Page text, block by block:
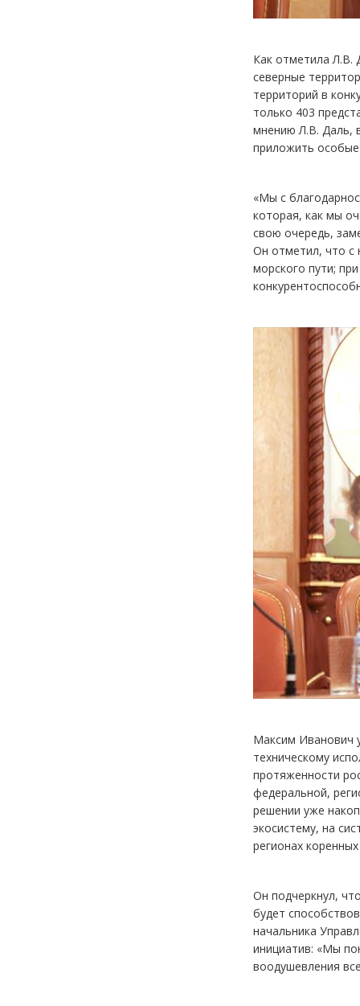
Как отметила Л.В.
северные
территорий в
только 403
мнению Л.В. Даль,
приложить особые
«Мы с
которая, как мы
свою очередь,
Он отметил, что с
морского пути;
Максим Иванович
техническому
протяженности
федеральной,
решении уже
экосистему, на
регионах
Он подчеркнул,
будет
начальника
инициатив: «Мы
воодушевления